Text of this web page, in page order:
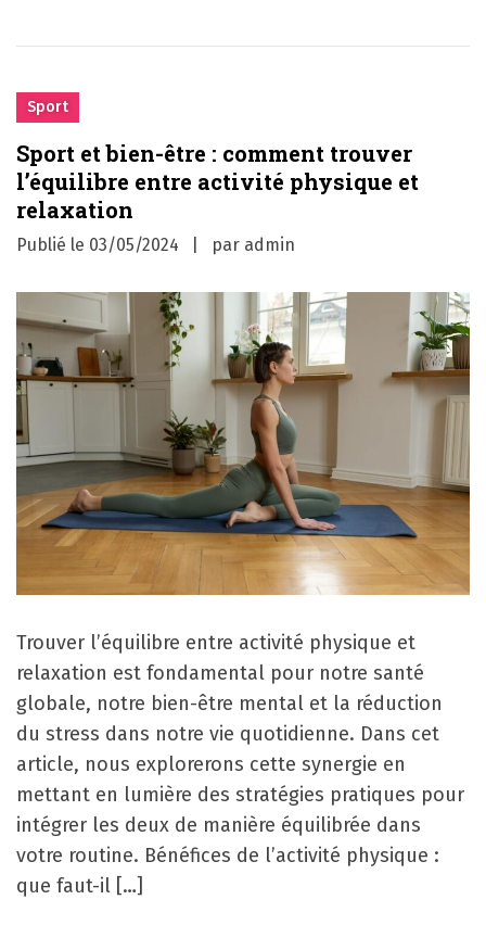
Sport
Sport et bien-être : comment trouver
l’équilibre entre activité physique et
relaxation
Publié le 03/05/2024 par admin
Trouver l’équilibre entre activité physique et
relaxation est fondamental pour notre santé
globale, notre bien-être mental et la réduction
du stress dans notre vie quotidienne. Dans cet
article, nous explorerons cette synergie en
mettant en lumière des stratégies pratiques pour
intégrer les deux de manière équilibrée dans
votre routine. Bénéfices de l’activité physique :
que faut-il […]